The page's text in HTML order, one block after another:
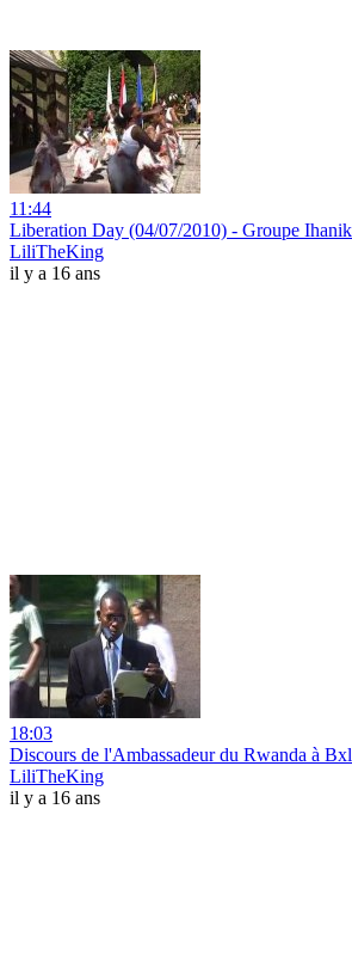
11:44
Liberation Day (04/07/2010) - Groupe
LiliTheKing
il y a 16 ans
18:03
Discours de l'Ambassadeur du Rwanda à
LiliTheKing
il y a 16 ans